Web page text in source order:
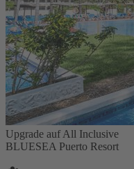
Upgrade auf All Inclusive
BLUESEA Puerto Resort